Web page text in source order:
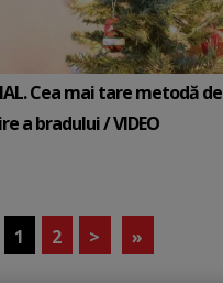
Cea mai tare metodă de
a bradului / VIDEO
1 2 > »